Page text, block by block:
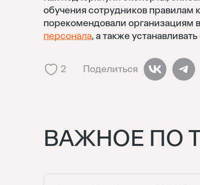
обучения сотрудников правилам
порекомендовали организациям
персонала, а также
2 Поделиться
ВАЖНОЕ ПО